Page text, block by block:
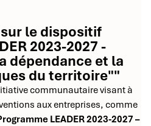
le dispositif
2023-2027 -
dépendance et la
du territoire""
communautaire visant à
aux entreprises, comme
LEADER 2023-2027 –